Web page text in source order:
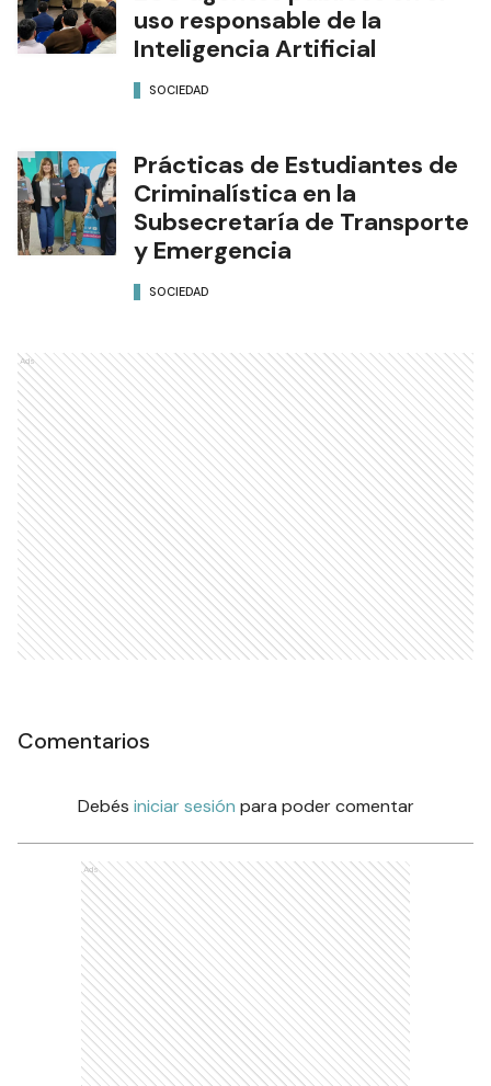
uso responsable de la
Inteligencia Artificial
SOCIEDAD
Prácticas de Estudiantes de
Criminalística en la
Subsecretaría de Transporte
y Emergencia
SOCIEDAD
Ads
Comentarios
Debés iniciar sesión para poder comentar
Ads